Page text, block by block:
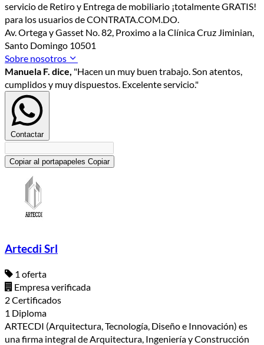
servicio de Retiro y Entrega de mobiliario ¡totalmente GRATIS!
para los usuarios de CONTRATA.COM.DO.
Av. Ortega y Gasset No. 82, Proximo a la Clínica Cruz Jiminian,
Santo Domingo 10501
Sobre nosotros
Manuela F. dice, "Hacen un muy buen trabajo. Son atentos,
cumplidos y muy dispuestos. Excelente servicio."
Contactar
Copiar al portapapeles Copiar
Artecdi Srl
1 oferta
Empresa verificada
2 Certificados
1 Diploma
ARTECDI (Arquitectura, Tecnología, Diseño e Innovación) es
una firma integral de Arquitectura, Ingeniería y Construcción